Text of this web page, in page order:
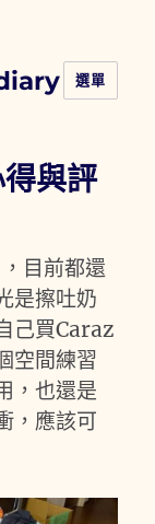
選單
與評
目前都還
是擦吐奶
己買Caraz
空間練習
，也還是
，應該可